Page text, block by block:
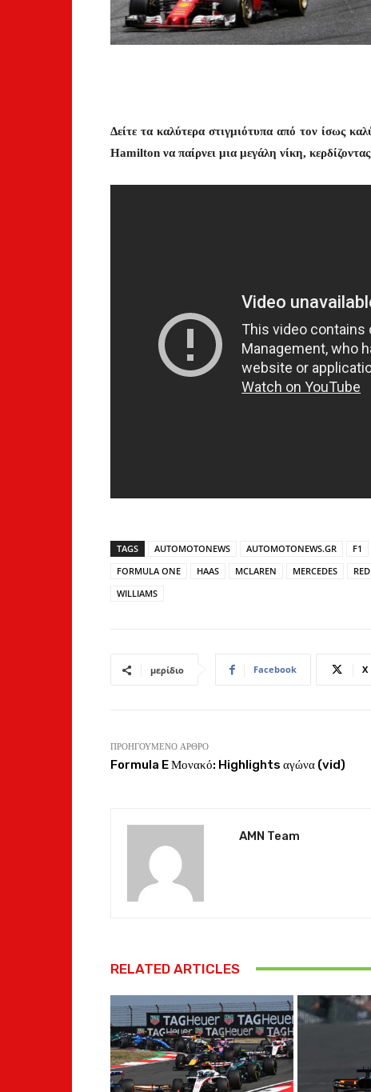
Δείτε τα καλύτερα στιγμιότυπα από τον ίσως
Hamilton να παίρνει μια μεγάλη νίκη,
TAGS AUTOMOTONEWS AUTOMOTONEWS.GR F1
FORMULA ONE
HAAS MCLAREN MERCEDES
WILLIAMS
μερίδιο Facebook X
ΠΡΟΗΓΟΎΜΕΝΟ ΆΡΘΡΟ
Formula E Μονακό: Highlights αγώνα (vid)
AMN Team
RELATED ARTICLES